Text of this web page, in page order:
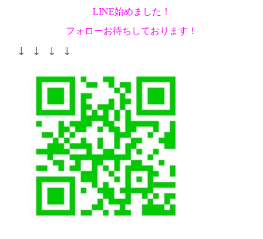
LINE始めました！
フォローお待ちしております！
↓ ↓ ↓ ↓